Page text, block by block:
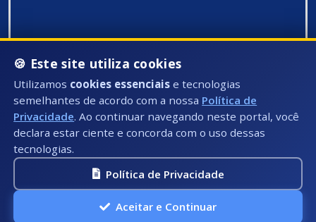
Todos Direitos Reservados ©: 2026
🍪 Este site utiliza cookies
Utilizamos cookies essenciais e tecnologias
semelhantes de acordo com a nossa Política de
Privacidade. Ao continuar navegando neste portal, você
declara estar ciente e concorda com o uso dessas
tecnologias.
Política de Privacidade
Aceitar e Continuar